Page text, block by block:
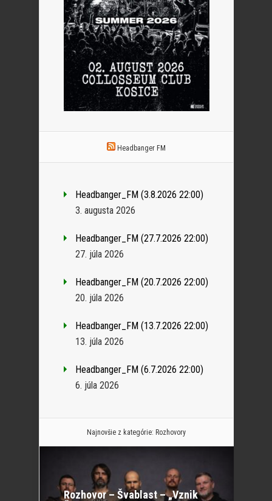
Headbanger FM
Headbanger_FM (3.8.2026 22:00)
3. augusta 2026
Headbanger_FM (27.7.2026 22:00)
27. júla 2026
Headbanger_FM (20.7.2026 22:00)
20. júla 2026
Headbanger_FM (13.7.2026 22:00)
13. júla 2026
Headbanger_FM (6.7.2026 22:00)
6. júla 2026
Najnovšie z kategórie: Rozhovory
Rozhovor – Švablast – „Vznik